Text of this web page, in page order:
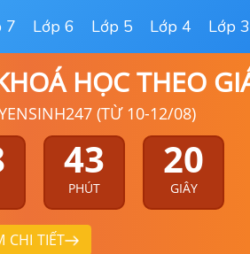
7 Lớp 6 Lớp 5 Lớp 4 Lớp 3
HỌC THEO
(TỪ 10-12/08)
43
PHÚT
19
GIÂY
CHI TIẾT